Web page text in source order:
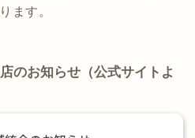
ます。
のお知らせ（公式サイトよ